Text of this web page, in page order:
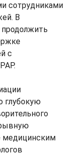
сотрудниками
В
с
глубокую
медицинским